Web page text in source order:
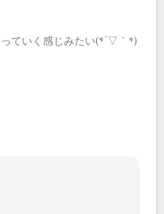
ていく感じみたい(*´▽｀*)